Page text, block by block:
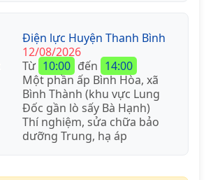
Điện lực Huyện Thanh Bình
12/08/2026
Từ 10:00 đến 14:00
Một phần ấp Bình Hòa, xã
Bình Thành (khu vực Lung
Đốc gần lò sấy Bà Hạnh)
Thí nghiệm, sửa chữa bảo
dưỡng Trung, hạ áp